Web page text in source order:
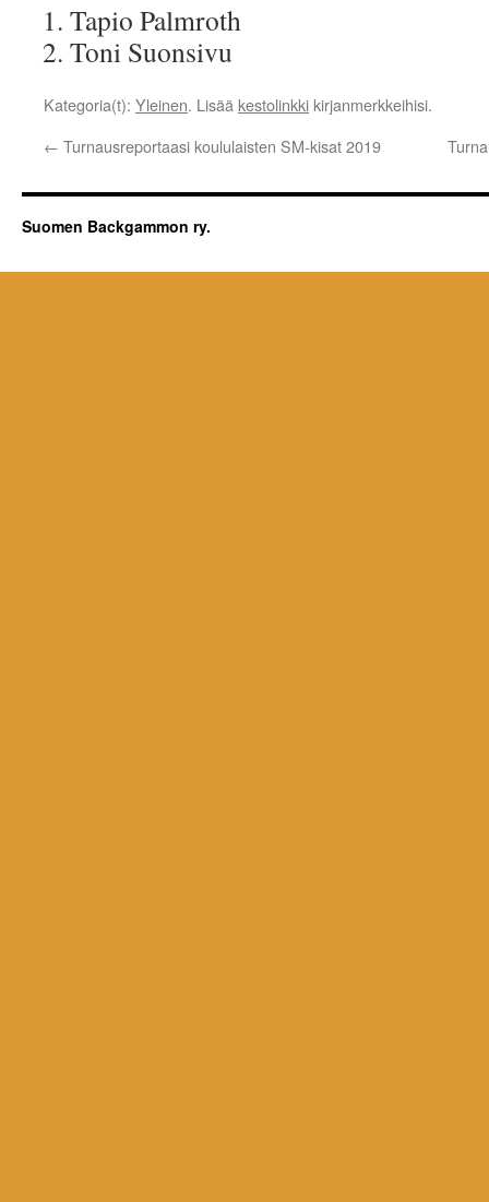
Tapio Palmroth
Toni Suonsivu
Kategoria(t): Yleinen. Lisää kestolinkki kirjanmerkkeihisi.
← Turnausreportaasi koululaisten SM-kisat 2019
Suomen Backgammon ry.